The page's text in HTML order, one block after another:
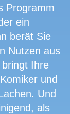
Programm
ein
berät Sie
Nutzen aus
Ihre
und
Und
als